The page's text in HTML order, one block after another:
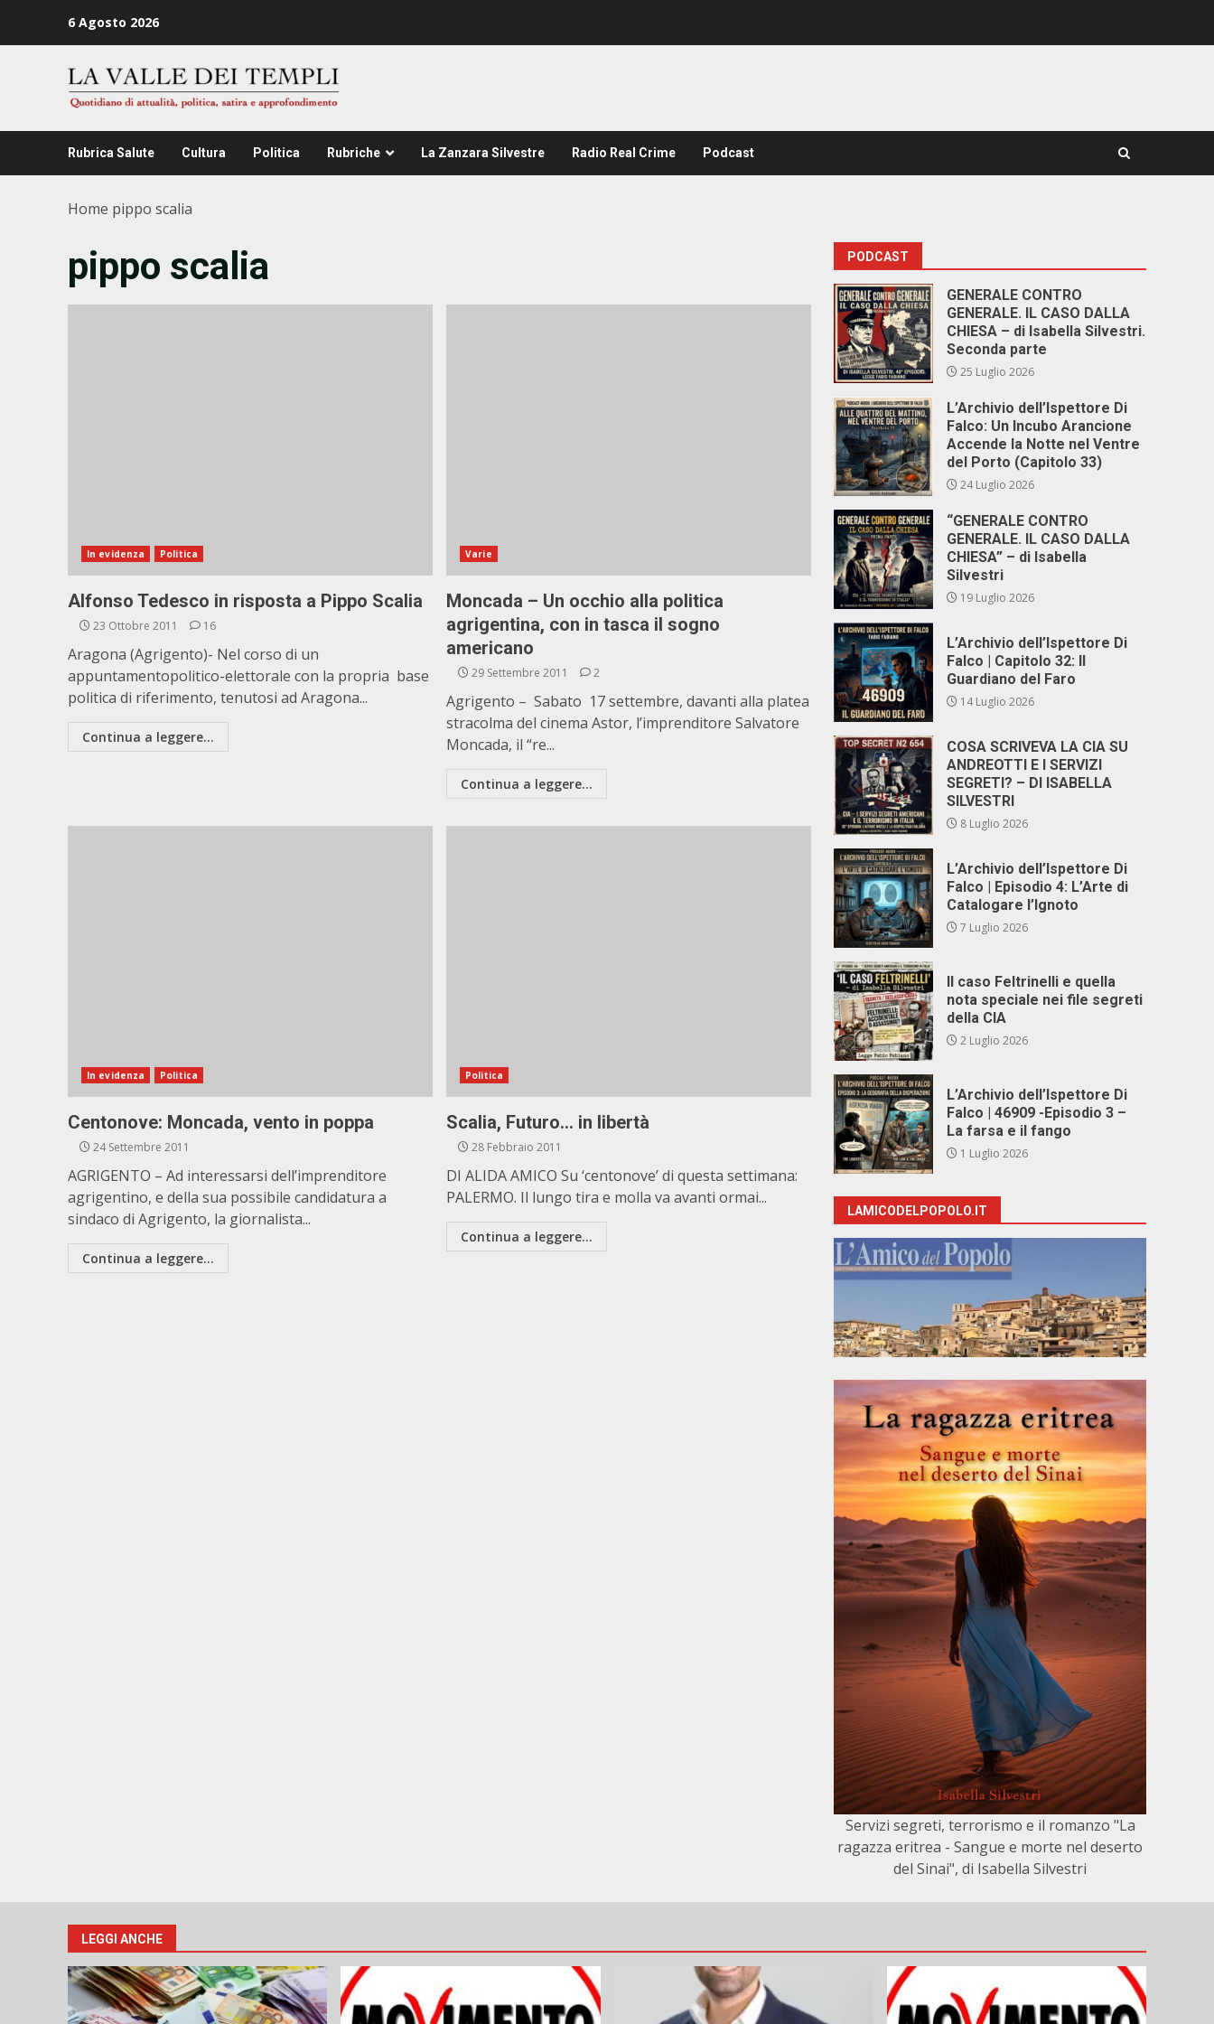
6 Agosto 2026
Rubrica Salute Cultura Politica Rubriche La Zanzara Silvestre Radio Real Crime Podcast
Home pippo scalia
pippo scalia
In evidenza Politica
Alfonso Tedesco in risposta a Pippo Scalia
23 Ottobre 2011 16
Aragona (Agrigento)- Nel corso di un
appuntamentopolitico-elettorale con la propria base
politica di riferimento, tenutosi ad Aragona...
Continua a leggere...
Varie
Moncada – Un occhio alla politica
agrigentina, con in tasca il sogno
americano
29 Settembre 2011 2
Agrigento – Sabato 17 settembre, davanti alla platea
stracolma del cinema Astor, l’imprenditore Salvatore
Moncada, il “re...
Continua a leggere...
In evidenza Politica
Centonove: Moncada, vento in poppa
24 Settembre 2011
AGRIGENTO – Ad interessarsi dell’imprenditore
agrigentino, e della sua possibile candidatura a
sindaco di Agrigento, la giornalista...
Continua a leggere...
Politica
Scalia, Futuro… in libertà
28 Febbraio 2011
DI ALIDA AMICO Su ‘centonove’ di questa settimana:
PALERMO. Il lungo tira e molla va avanti ormai...
Continua a leggere...
PODCAST
GENERALE CONTRO
GENERALE. IL CASO DALLA
CHIESA – di Isabella Silvestri.
Seconda parte
25 Luglio 2026
L’Archivio dell’Ispettore Di
Falco: Un Incubo Arancione
Accende la Notte nel Ventre
del Porto (Capitolo 33)
24 Luglio 2026
“GENERALE CONTRO
GENERALE. IL CASO DALLA
CHIESA” – di Isabella
Silvestri
19 Luglio 2026
L’Archivio dell’Ispettore Di
Falco | Capitolo 32: Il
Guardiano del Faro
14 Luglio 2026
COSA SCRIVEVA LA CIA SU
ANDREOTTI E I SERVIZI
SEGRETI? – DI ISABELLA
SILVESTRI
8 Luglio 2026
L’Archivio dell’Ispettore Di
Falco | Episodio 4: L’Arte di
Catalogare l’Ignoto
7 Luglio 2026
Il caso Feltrinelli e quella
nota speciale nei file segreti
della CIA
2 Luglio 2026
L’Archivio dell’Ispettore Di
Falco | 46909 -Episodio 3 –
La farsa e il fango
1 Luglio 2026
LAMICODELPOPOLO.IT
Servizi segreti, terrorismo e il romanzo "La
ragazza eritrea - Sangue e morte nel deserto
del Sinai", di Isabella Silvestri
LEGGI ANCHE